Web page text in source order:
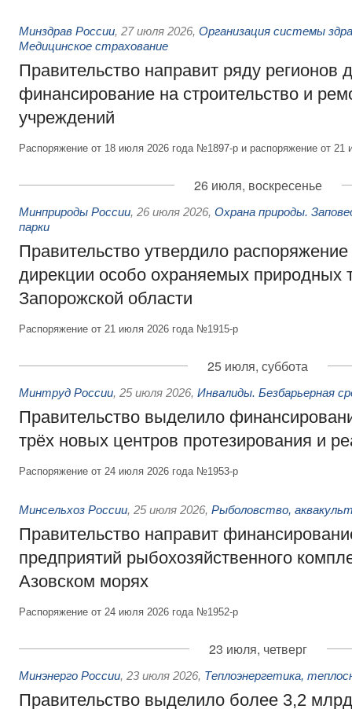
Минздрав России, 27 июля 2026, Организация системы
Медицинское страхование
Правительство направит ряду регионов
финансирование на строительство и
учреждений
Распоряжение от 18 июля 2026 года №1897-р и распоряжение от
26 июля, воскресенье
Минприроды России, 26 июля 2026, Охрана природы.
парки
Правительство утвердило
дирекции особо охраняемых природных
Запорожской области
Распоряжение от 21 июля 2026 года №1915-р
25 июля, суббота
Минтруд России, 25 июля 2026, Инвалиды. Безбарьерная
Правительство выделило
трёх новых центров протезирования и
Распоряжение от 24 июля 2026 года №1953-р
Минсельхоз России, 25 июля 2026, Рыболовство,
Правительство направит
предприятий рыбохозяйственного
Азовском морях
Распоряжение от 24 июля 2026 года №1952-р
23 июля, четверг
Минэнерго России, 23 июля 2026, Теплоэнергетика,
Правительство выделило более 3,2